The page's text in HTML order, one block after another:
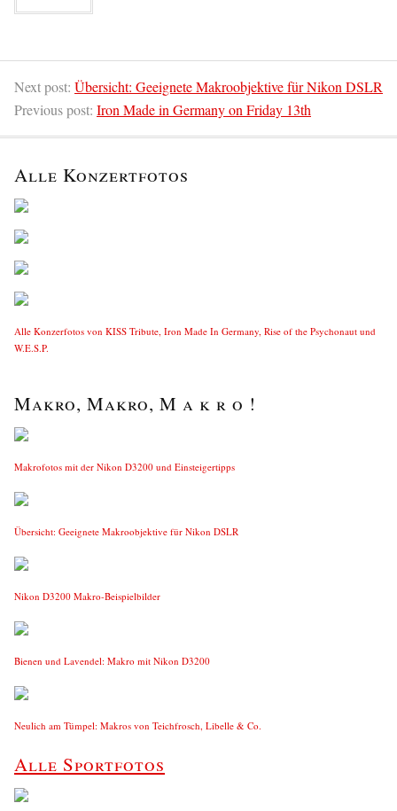
Next post: Übersicht: Geeignete Makroobjektive für Nikon DSLR
Previous post: Iron Made in Germany on Friday 13th
Alle Konzertfotos
Alle Konzerfotos von KISS Tribute, Iron Made In Germany, Rise of the Psychonaut und
W.E.S.P.
Makro, Makro, M a k r o !
Makrofotos mit der Nikon D3200 und Einsteigertipps
Übersicht: Geeignete Makroobjektive für Nikon DSLR
Nikon D3200 Makro-Beispielbilder
Bienen und Lavendel: Makro mit Nikon D3200
Neulich am Tümpel: Makros von Teichfrosch, Libelle & Co.
Alle Sportfotos